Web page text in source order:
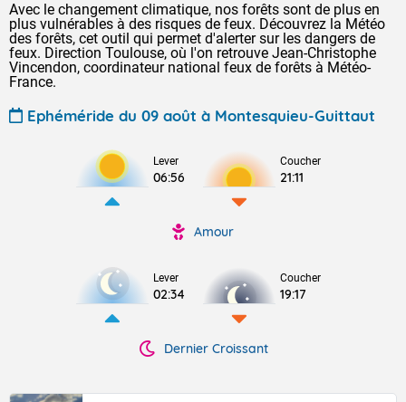
Avec le changement climatique, nos forêts sont de plus en
plus vulnérables à des risques de feux. Découvrez la Météo
des forêts, cet outil qui permet d'alerter sur les dangers de
feux. Direction Toulouse, où l'on retrouve Jean-Christophe
Vincendon, coordinateur national feux de forêts à Météo-
France.
Ephéméride du 09 août à Montesquieu-Guittaut
Lever
06:56
Coucher
21:11
Amour
Lever
02:34
Coucher
19:17
Dernier Croissant